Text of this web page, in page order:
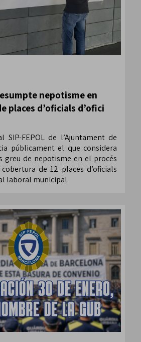
nepotisme en
places d’oficials d’ofici
SIP-FEPOL de l’Ajuntament de
públicament el que considera
greu de nepotisme en el procés
de 12 places d’oficials
laboral municipal.